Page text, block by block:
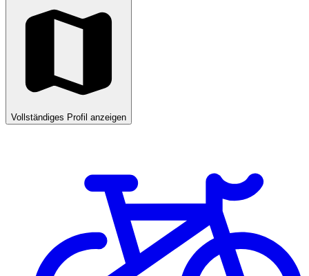
Vollständiges Profil anzeigen